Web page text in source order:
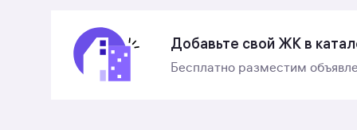
Добавьте свой ЖК в
Бесплатно разместим